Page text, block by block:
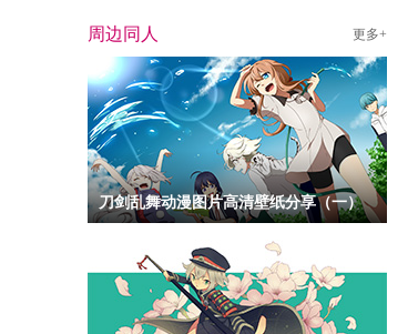
周边同人 更多+
刀剑乱舞动漫图片高清壁纸分享（一）